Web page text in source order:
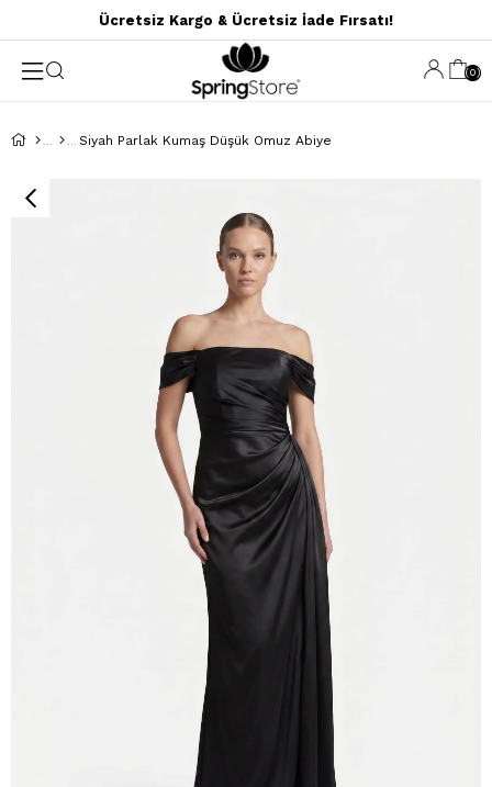
Ücretsiz Kargo & Ücretsiz İade Fırsatı!
0
Siyah Parlak Kumaş Düşük Omuz Abiye